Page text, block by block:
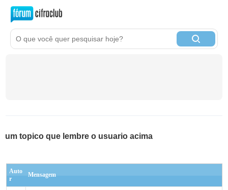
um topico que lembre o usuario acima
Auto
r
Mensagem